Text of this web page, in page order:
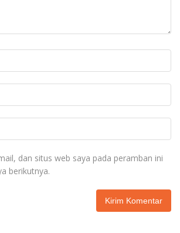
dan situs web saya pada peramban ini
berikutnya.